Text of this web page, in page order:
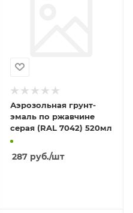
Аэрозольная грунт-
эмаль по ржавчине
серая (RAL 7042) 520мл
287руб./шт